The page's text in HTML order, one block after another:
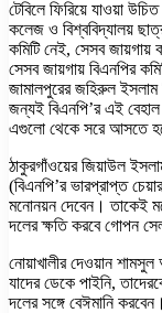
টেবিলে ফিরিয়ে যাওয়া
কলেজ ও বিশ্ববিদ্যালয়
কমিটি নেই, সেসব জায়গায়
সেসব জায়গায় বিএনপির
জামালপুরের জহিরুল
জন্যই বিএনপি’র এই
এগুলো থেকে সরে আসতে
ঠাকুরগাঁওয়ের জিয়াউল
(বিএনপি’র ভারপ্রাপ্ত
মনোনয়ন দেবেন। তাকেই
দলের ক্ষতি করবে গোপন
নোয়াখালীর দেওয়ান
যাদের ডেকে পাইনি,
দলের সঙ্গে বেঈমানি করবেন।